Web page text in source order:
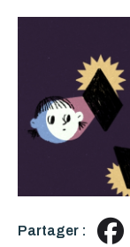
Partager :